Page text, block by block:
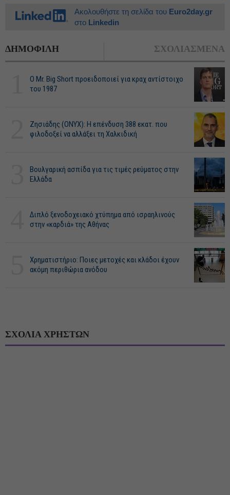
Ακολουθήστε τη σελίδα του Euro2day.gr
στο Linkedin
ΔΗΜΟΦΙΛΗ ΣΧΟΛΙΑΣΜΕΝΑ
O Mr. Big Short προειδοποιεί για κραχ αντίστοιχο
του 1987
Ζησιάδης (ONYX): Η επένδυση 388 εκατ. που
φιλοδοξεί να αλλάξει τη Χαλκιδική
Βουλγαρική ασπίδα για τις τιμές ρεύματος στην
Ελλάδα
Διπλό ξενοδοχειακό χτύπημα από ισραηλινούς
στην «καρδιά» της Αθήνας
Χρηματιστήριο: Ποιες μετοχές και κλάδοι έχουν
ακόμη περιθώρια ανόδου
ΣΧΟΛΙΑ ΧΡΗΣΤΩΝ